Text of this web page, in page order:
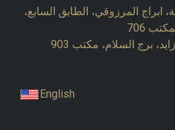
ابراج المرزوقي، الطابق السابع،
706
برج السلام، مكتب 903
English